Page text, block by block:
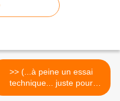
>> (...à peine un essai
technique... juste pour
du... LE CORBUSIER)